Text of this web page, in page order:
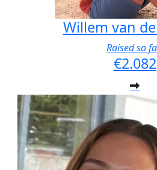
Willem van
Raised so
€2.082